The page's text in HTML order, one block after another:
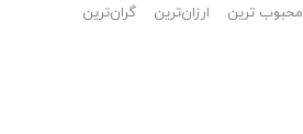
محبوب ترین ارزان‌ترین گران‌ترین